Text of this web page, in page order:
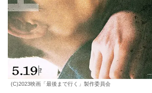
(C)2023映画「最後まで行く」製作委員会